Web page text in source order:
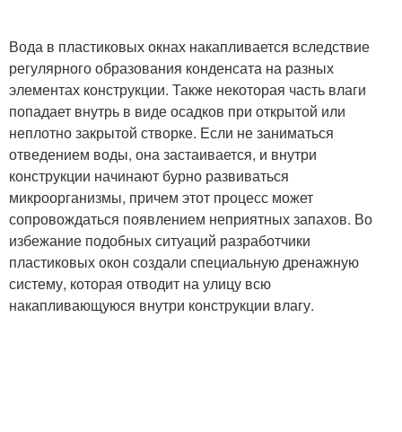
Вода в пластиковых окнах накапливается вследствие
регулярного образования конденсата на разных
элементах конструкции. Также некоторая часть влаги
попадает внутрь в виде осадков при открытой или
неплотно закрытой створке. Если не заниматься
отведением воды, она застаивается, и внутри
конструкции начинают бурно развиваться
микроорганизмы, причем этот процесс может
сопровождаться появлением неприятных запахов. Во
избежание подобных ситуаций разработчики
пластиковых окон создали специальную дренажную
систему, которая отводит на улицу всю
накапливающуюся внутри конструкции влагу.